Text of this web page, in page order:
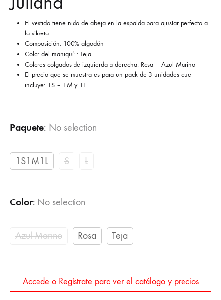
El vestido tiene nido de abeja en la espalda para ajustar perfecto a
la silueta
Composición: 100% algodón
Color del maniquí: : Teja
Colores colgados de izquierda a derecha: Rosa – Azul Marino
El precio que se muestra es para un pack de 3 unidades que
incluye: 1S – 1M y 1L
Paquete: No selection
1S1M1L S L
Color: No selection
Azul Marino Rosa Teja
Accede o Regístrate para ver el catálogo y precios